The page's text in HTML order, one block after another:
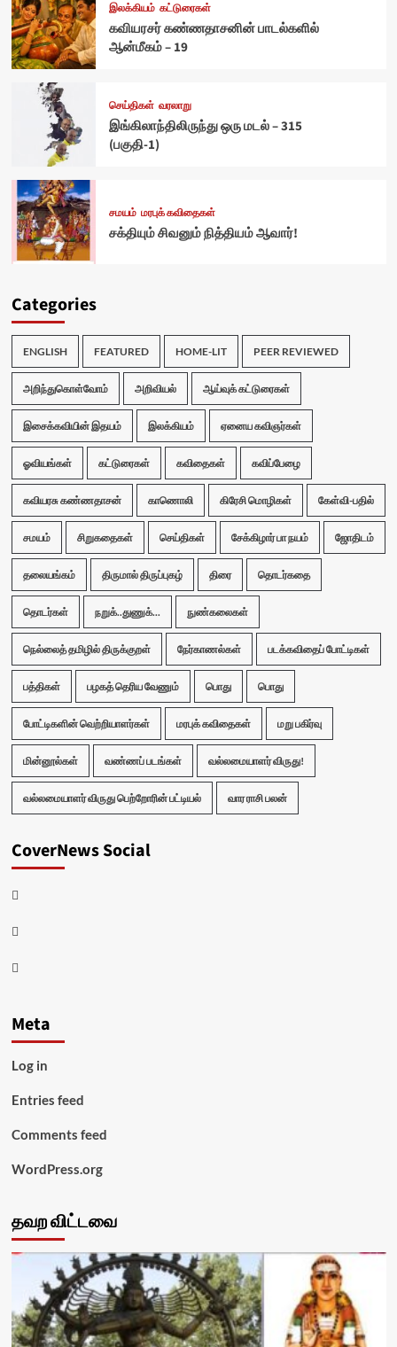
இலக்கியம் கட்டுரைகள்
கவியரசர் கண்ணதாசனின் பாடல்களில்
ஆன்மீகம் – 19
செய்திகள் வரலாறு
இங்கிலாந்திலிருந்து ஒரு மடல் – 315
(பகுதி-1)
சமயம் மரபுக் கவிதைகள்
சக்தியும் சிவனும் நித்தியம் ஆவார்!
Categories
ENGLISH FEATURED HOME-LIT PEER REVIEWED
அறிந்துகொள்வோம் அறிவியல் ஆய்வுக் கட்டுரைகள்
இசைக்கவியின் இதயம் இலக்கியம் ஏனைய கவிஞர்கள்
ஓவியங்கள் கட்டுரைகள் கவிதைகள் கவிப்பேழை
கவியரசு கண்ணதாசன் காணொலி கிரேசி மொழிகள் கேள்வி-பதில்
சமயம் சிறுகதைகள் செய்திகள் சேக்கிழார் பா நயம் ஜோதிடம்
தலையங்கம் திருமால் திருப்புகழ் திரை தொடர்கதை
தொடர்கள் நறுக்..துணுக்... நுண்கலைகள்
நெல்லைத் தமிழில் திருக்குறள் நேர்காணல்கள் படக்கவிதைப் போட்டிகள்
பத்திகள் பழகத் தெரிய வேணும் பொது பொது
போட்டிகளின் வெற்றியாளர்கள் மரபுக் கவிதைகள் மறு பகிர்வு
மின்னூல்கள் வண்ணப் படங்கள் வல்லமையாளர் விருது!
வல்லமையாளர் விருது பெற்றோரின் பட்டியல் வார ராசி பலன்
CoverNews Social
Facebook
Twitter
Youtube
Meta
Log in
Entries feed
Comments feed
WordPress.org
தவற விட்டவை